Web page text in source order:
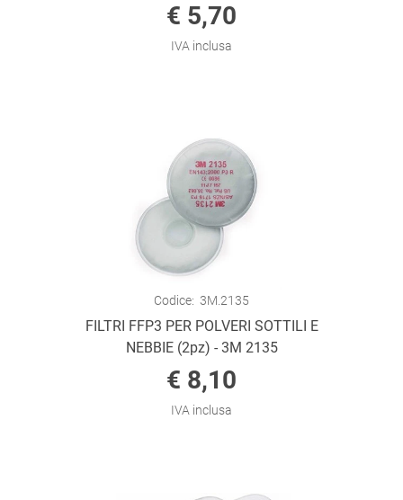
€ 5,70
IVA inclusa
Codice: 3M.2135
FILTRI FFP3 PER POLVERI SOTTILI E
NEBBIE (2pz) - 3M 2135
€ 8,10
IVA inclusa